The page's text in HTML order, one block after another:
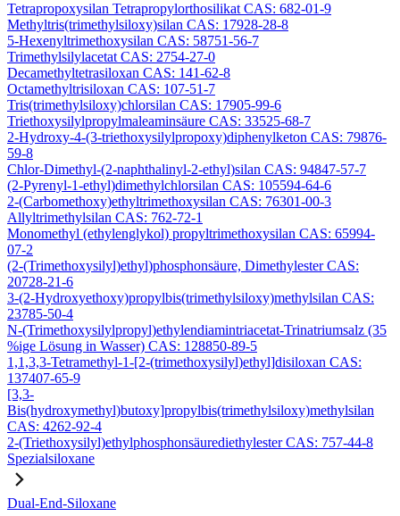
Tetrapropoxysilan Tetrapropylorthosilikat CAS: 682-01-9
Methyltris(trimethylsiloxy)silan CAS: 17928-28-8
5-Hexenyltrimethoxysilan CAS: 58751-56-7
Trimethylsilylacetat CAS: 2754-27-0
Decamethyltetrasiloxan CAS: 141-62-8
Octamethyltrisiloxan CAS: 107-51-7
Tris(trimethylsiloxy)chlorsilan CAS: 17905-99-6
Triethoxysilylpropylmaleaminsäure CAS: 33525-68-7
2-Hydroxy-4-(3-triethoxysilylpropoxy)diphenylketon CAS: 79876-
59-8
Chlor-Dimethyl-(2-naphthalinyl-2-ethyl)silan CAS: 94847-57-7
(2-Pyrenyl-1-ethyl)dimethylchlorsilan CAS: 105594-64-6
2-(Carbomethoxy)ethyltrimethoxysilan CAS: 76301-00-3
Allyltrimethylsilan CAS: 762-72-1
Monomethyl (ethylenglykol) propyltrimethoxysilan CAS: 65994-
07-2
(2-(Trimethoxysilyl)ethyl)phosphonsäure, Dimethylester CAS:
20728-21-6
3-(2-Hydroxyethoxy)propylbis(trimethylsiloxy)methylsilan CAS:
23785-50-4
N-(Trimethoxysilylpropyl)ethylendiamintriacetat-Trinatriumsalz (35
%ige Lösung in Wasser) CAS: 128850-89-5
1,1,3,3-Tetramethyl-1-[2-(trimethoxysilyl)ethyl]disiloxan CAS:
137407-65-9
[3,3-
Bis(hydroxymethyl)butoxy]propylbis(trimethylsiloxy)methylsilan
CAS: 4262-92-4
2-(Triethoxysilyl)ethylphosphonsäurediethylester CAS: 757-44-8
Spezialsiloxane
Dual-End-Siloxane